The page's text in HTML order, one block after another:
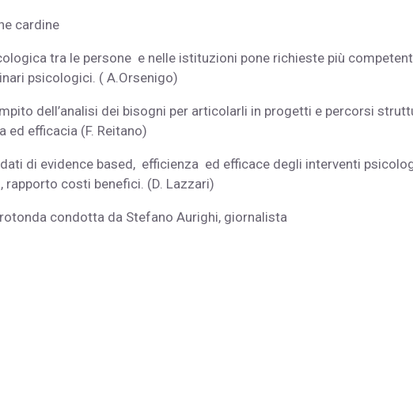
cardine
tra le persone e nelle istituzioni pone richieste più
psicologici. ( A.Orsenigo)
dell’analisi dei bisogni per articolarli in progetti e percorsi
efficacia (F. Reitano)
evidence based, efficienza ed efficace degli interventi
costi benefici. (D. Lazzari)
condotta da Stefano Aurighi, giornalista